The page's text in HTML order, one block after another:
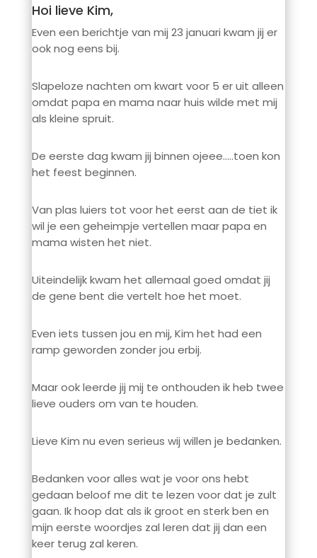
Hoi lieve Kim,
Even een berichtje van mij 23 januari kwam jij er
ook nog eens bij.
Slapeloze nachten om kwart voor 5 er uit alleen
omdat papa en mama naar huis wilde met mij
als kleine spruit.
De eerste dag kwam jij binnen ojeee…..toen kon
het feest beginnen.
Van plas luiers tot voor het eerst aan de tiet ik
wil je een geheimpje vertellen maar papa en
mama wisten het niet.
Uiteindelijk kwam het allemaal goed omdat jij
de gene bent die vertelt hoe het moet.
Even iets tussen jou en mij, Kim het had een
ramp geworden zonder jou erbij.
Maar ook leerde jij mij te onthouden ik heb twee
lieve ouders om van te houden.
Lieve Kim nu even serieus wij willen je bedanken.
Bedanken voor alles wat je voor ons hebt
gedaan beloof me dit te lezen voor dat je zult
gaan. Ik hoop dat als ik groot en sterk ben en
mijn eerste woordjes zal leren dat jij dan een
keer terug zal keren.